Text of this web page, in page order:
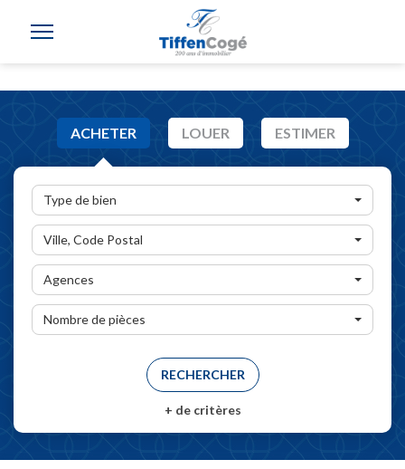
ACHETER LOUER ESTIMER
Type de bien
Ville, Code Postal
Agences
Nombre de pièces
+ de critères